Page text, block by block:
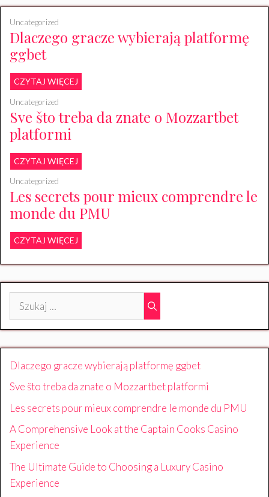
Dlaczego gracze wybierają platformę
ggbet
Uncategorized
CZYTAJ WIĘCEJ
Sve što treba da znate o Mozzartbet
platformi
Uncategorized
CZYTAJ WIĘCEJ
Les secrets pour mieux comprendre le
monde du PMU
Uncategorized
CZYTAJ WIĘCEJ
Szukaj:
Dlaczego gracze wybierają platformę ggbet
Sve što treba da znate o Mozzartbet platformi
Les secrets pour mieux comprendre le monde du PMU
A Comprehensive Look at the Captain Cooks Casino
Experience
The Ultimate Guide to Choosing a Luxury Casino
Experience